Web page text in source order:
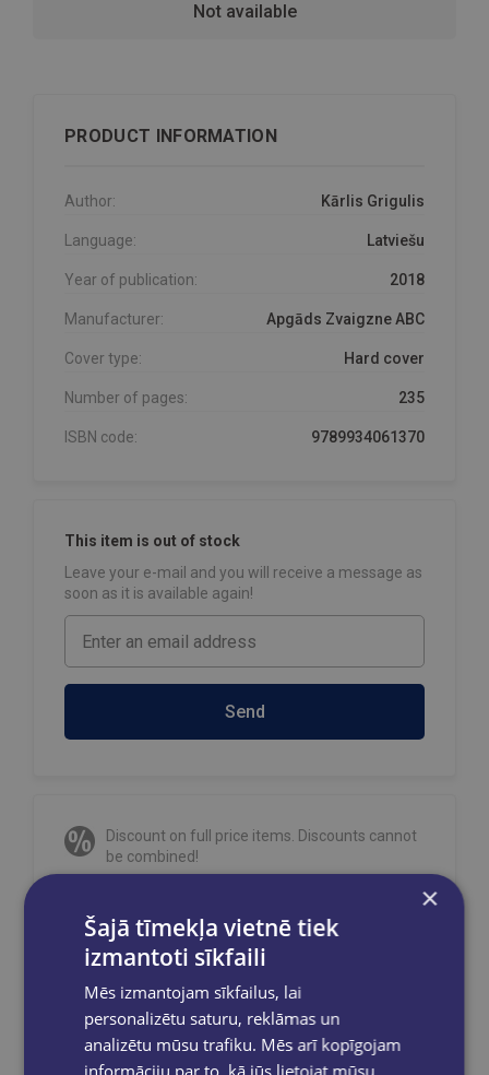
Not available
PRODUCT INFORMATION
Author: Kārlis Grigulis
Language: Latviešu
Year of publication: 2018
Manufacturer: Apgāds Zvaigzne ABC
Cover type: Hard cover
Number of pages: 235
ISBN code: 9789934061370
This item is out of stock
Leave your e-mail and you will receive a message as
soon as it is available again!
Send
Discount on full price items. Discounts cannot
be combined!
Free deliveryto OMNIVA parcel machines in
Latviafor orders over €40.00
Free delivery to any GLOBUSS bookstore
within 2-5 working days.
×
Šajā tīmekļa vietnē tiek
izmantoti sīkfaili
Mēs izmantojam sīkfailus, lai
personalizētu saturu, reklāmas un
analizētu mūsu trafiku. Mēs arī kopīgojam
informāciju par to, kā jūs lietojat mūsu